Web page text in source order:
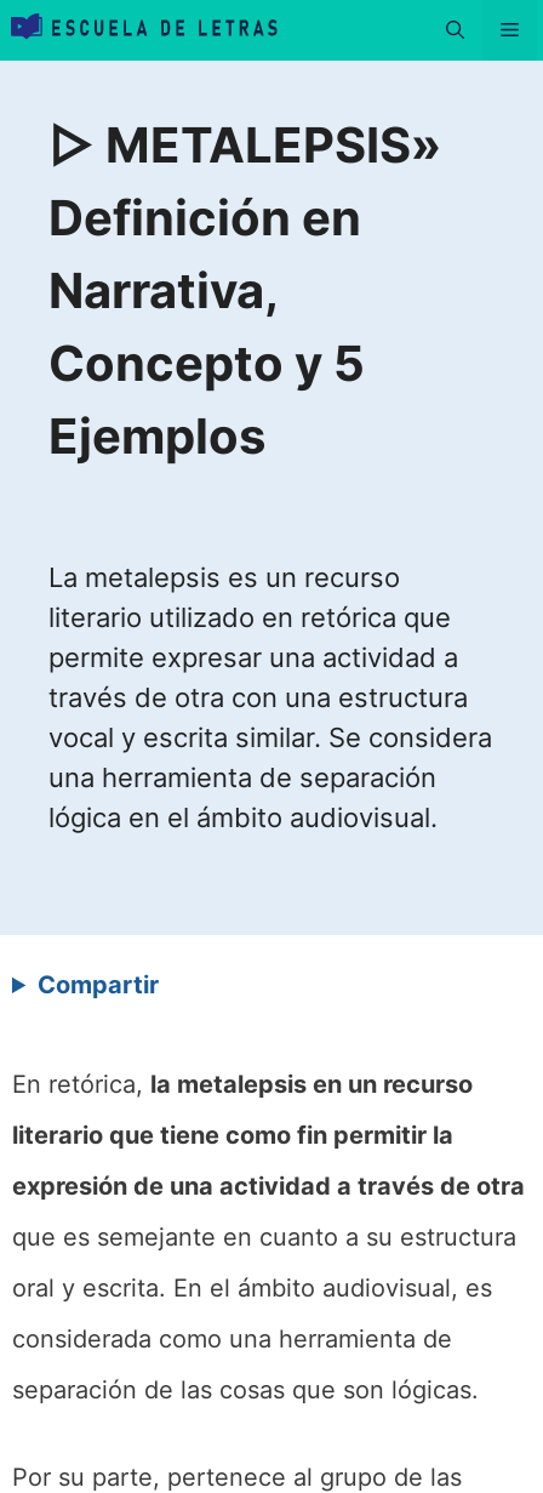
Saltar
contenido▷ METALEPSIS»
Definición en
Narrativa,
Concepto y 5
Ejemplos
La metalepsis es un recurso
literario utilizado en retórica que
permite expresar una actividad a
través de otra con una estructura
vocal y escrita similar. Se considera
una herramienta de separación
lógica en el ámbito audiovisual.
Compartir
En retórica, la metalepsis en un recurso
literario que tiene como fin permitir la
expresión de una actividad a través de otra
que es semejante en cuanto a su estructura
oral y escrita. En el ámbito audiovisual, es
considerada como una herramienta de
separación de las cosas que son lógicas.
Por su parte, pertenece al grupo de las